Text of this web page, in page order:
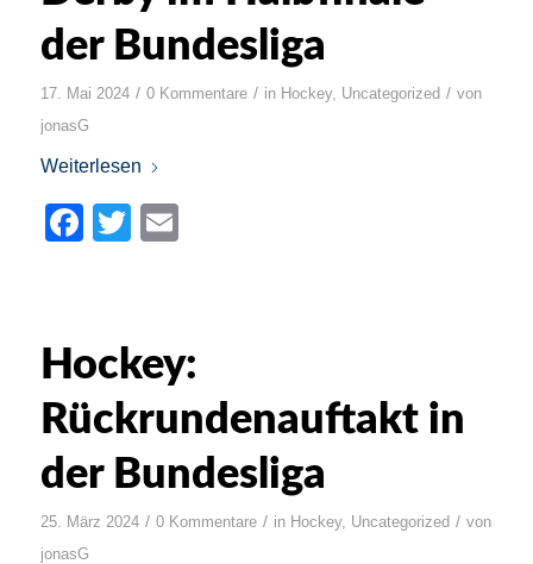
der Bundesliga
17. Mai 2024 / 0 Kommentare / in Hockey, Uncategorized / von
jonasG
Weiterlesen
Facebook
Twitter
Hockey:
Rückrundenauftakt in
der Bundesliga
25. März 2024 / 0 Kommentare / in Hockey, Uncategorized / von
jonasG